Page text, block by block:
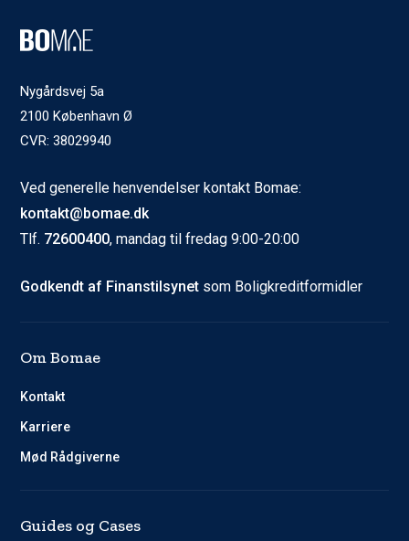
Nygårdsvej 5a
2100 København Ø
CVR: 38029940
Ved generelle henvendelser kontakt Bomae:
kontakt@bomae.dk
Tlf. 72600400, mandag til fredag 9:00-20:00
Godkendt af Finanstilsynet som Boligkreditformidler
Om Bomae
Kontakt
Karriere
Mød Rådgiverne
Guides og Cases